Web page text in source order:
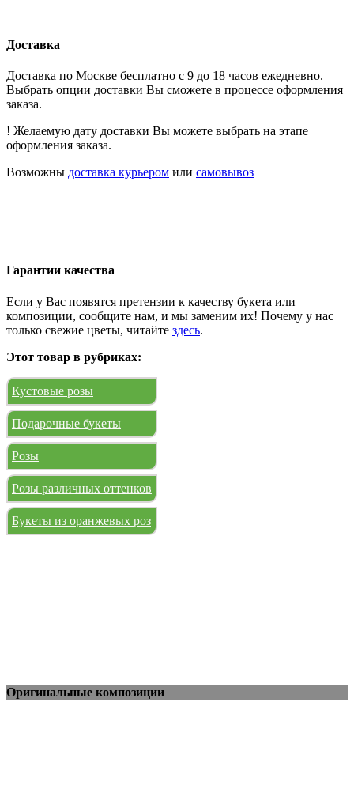
Доставка
Доставка по Москве бесплатно с 9 до 18 часов ежедневно.
Выбрать опции доставки Вы сможете в процессе оформления
заказа.
! Желаемую дату доставки Вы можете выбрать на этапе
оформления заказа.
Возможны доставка курьером или самовывоз
Гарантии качества
Если у Вас появятся претензии к качеству букета или
композиции, сообщите нам, и мы заменим их! Почему у нас
только свежие цветы, читайте здесь.
Этот товар в рубриках:
Кустовые розы
Подарочные букеты
Розы
Розы различных оттенков
Букеты из оранжевых роз
Оригинальные композиции